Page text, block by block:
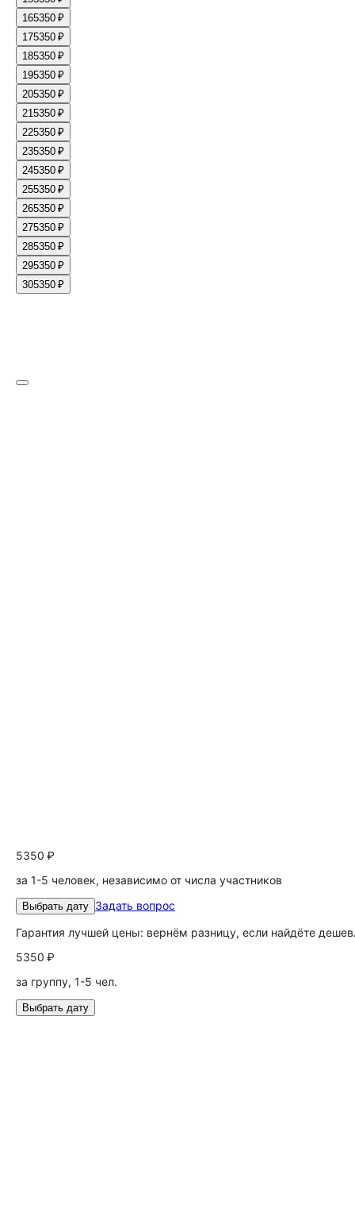
165350 ₽
175350 ₽
185350 ₽
195350 ₽
205350 ₽
215350 ₽
225350 ₽
235350 ₽
245350 ₽
255350 ₽
265350 ₽
275350 ₽
285350 ₽
295350 ₽
305350 ₽
5350 ₽
за 1-5 человек, независимо от числа участников
Выбрать дату Задать вопрос
Гарантия лучшей цены: вернём разницу, если найдёте
5350 ₽
за группу, 1-5 чел.
Выбрать дату